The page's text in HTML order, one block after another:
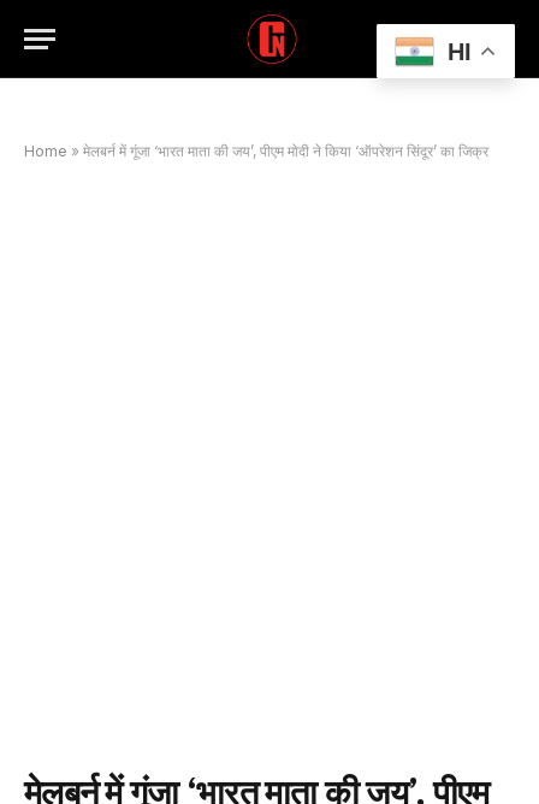
Home » मेलबर्न में गूंजा ‘भारत माता की जय’, पीएम मोदी ने किया ‘ऑपरेशन सिंदूर’ का जिक्र
मेलबर्न में गूंजा ‘भारत माता की जय’, पीएम
HI